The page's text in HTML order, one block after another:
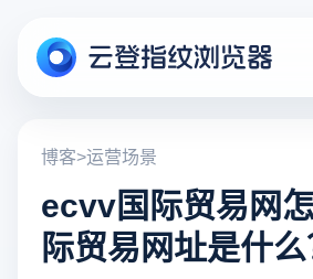
博客>运营场景
ecvv国际贸易网
际贸易网址是什么